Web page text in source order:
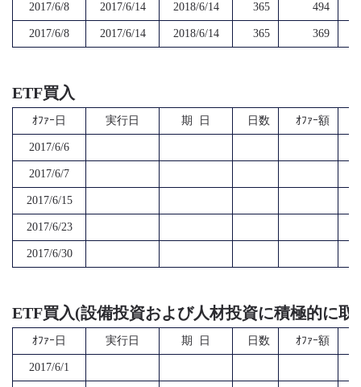
2017/6/8 2017/6/14 2018/6/14 365 494
2017/6/8 2017/6/14 2018/6/14 365 369
ETF買入
ｵﾌｧｰ日 実行日 期 日 日数 ｵﾌｧｰ額
2017/6/6
2017/6/7
2017/6/15
2017/6/23
2017/6/30
ETF買入(設備投資および人材投資に積極的に
ｵﾌｧｰ日 実行日 期 日 日数 ｵﾌｧｰ額
2017/6/1